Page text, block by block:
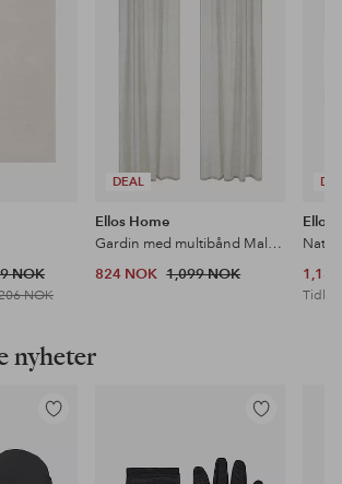
NOK
NOK
DEAL
Ellos Home
Gardin med multibånd Malva 2-pk i 100% lin
824 NOK 1,099 NOK
Ellos
Tidl.
nyheter
Legg
favoritter
Legg